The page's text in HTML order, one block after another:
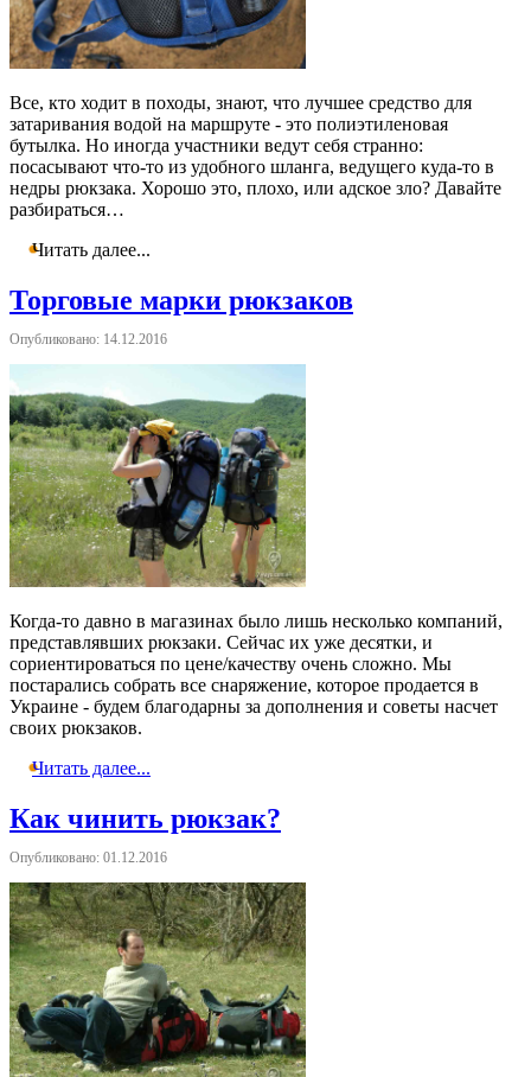
Все, кто ходит в походы, знают, что лучшее средство для
затаривания водой на маршруте - это полиэтиленовая
бутылка. Но иногда участники ведут себя странно:
посасывают что-то из удобного шланга, ведущего куда-то в
недры рюкзака. Хорошо это, плохо, или адское зло? Давайте
разбираться…
Читать далее...
Торговые марки рюкзаков
Опубликовано: 14.12.2016
Когда-то давно в магазинах было лишь несколько компаний,
представлявших рюкзаки. Сейчас их уже десятки, и
сориентироваться по цене/качеству очень сложно. Мы
постарались собрать все снаряжение, которое продается в
Украине - будем благодарны за дополнения и советы насчет
своих рюкзаков.
Читать далее...
Как чинить рюкзак?
Опубликовано: 01.12.2016